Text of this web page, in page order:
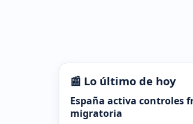
📰 Lo último de hoy
España activa controles
migratoria